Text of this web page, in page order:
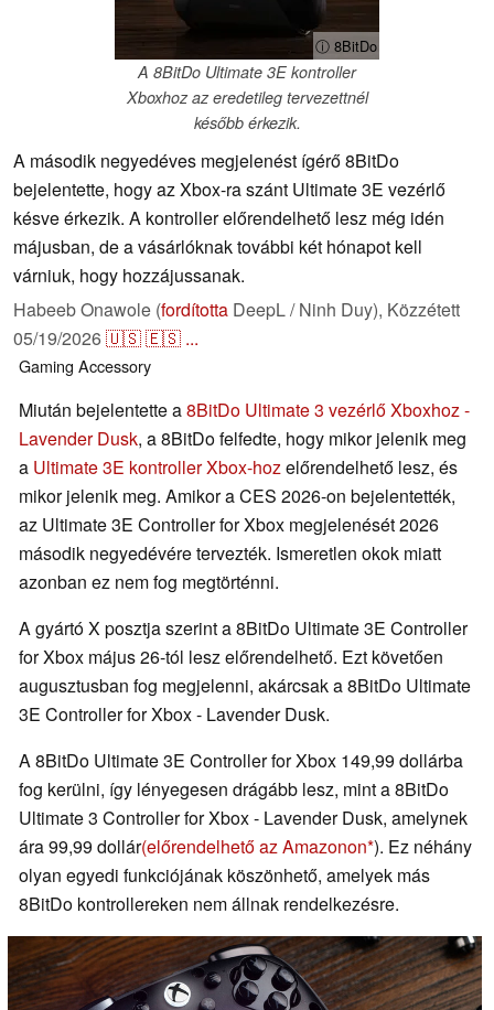
ⓘ 8BitDo
A 8BitDo Ultimate 3E kontroller
Xboxhoz az eredetileg tervezettnél
később érkezik.
A második negyedéves megjelenést ígérő 8BitDo
bejelentette, hogy az Xbox-ra szánt Ultimate 3E vezérlő
késve érkezik. A kontroller előrendelhető lesz még idén
májusban, de a vásárlóknak további két hónapot kell
várniuk, hogy hozzájussanak.
Habeeb Onawole (fordította DeepL / Ninh Duy), Közzétett
05/19/2026🇺🇸🇪🇸 ...
Gaming Accessory
Miután bejelentette a8BitDo Ultimate 3 vezérlő Xboxhoz -
Lavender Dusk, a 8BitDo felfedte, hogy mikor jelenik meg
a Ultimate 3E kontroller Xbox-hozelőrendelhető lesz, és
mikor jelenik meg. Amikor a CES 2026-on bejelentették,
az Ultimate 3E Controller for Xbox megjelenését 2026
második negyedévére tervezték. Ismeretlen okok miatt
azonban ez nem fog megtörténni.
A gyártó X posztja szerint a 8BitDo Ultimate 3E Controller
for Xbox május 26-tól lesz előrendelhető. Ezt követően
augusztusban fog megjelenni, akárcsak a 8BitDo Ultimate
3E Controller for Xbox - Lavender Dusk.
A 8BitDo Ultimate 3E Controller for Xbox 149,99 dollárba
fog kerülni, így lényegesen drágább lesz, mint a 8BitDo
Ultimate 3 Controller for Xbox - Lavender Dusk, amelynek
ára 99,99 dollár(előrendelhető az Amazonon ). Ez néhány
olyan egyedi funkciójának köszönhető, amelyek más
8BitDo kontrollereken nem állnak rendelkezésre.